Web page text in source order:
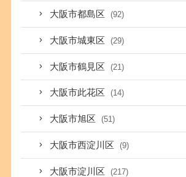
大阪市都島区 (92)
大阪市城東区 (29)
大阪市鶴見区 (21)
大阪市此花区 (14)
大阪市旭区 (51)
大阪市西淀川区 (9)
大阪市淀川区 (217)